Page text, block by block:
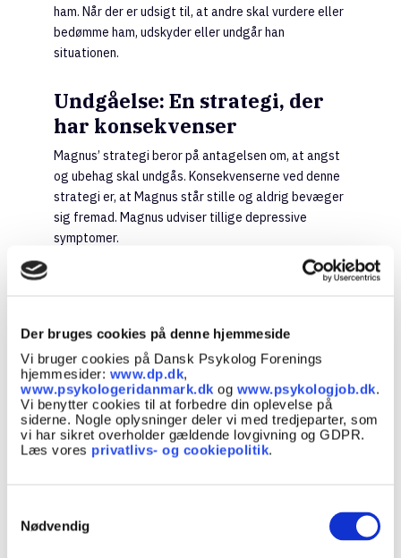
Der bruges cookies på denne hjemmeside
Vi bruger cookies på Dansk Psykolog Forenings
hjemmesider: www.dp.dk,
www.psykologeridanmark.dk og www.psykologjob.dk.
Vi benytter cookies til at forbedre din oplevelse på
siderne. Nogle oplysninger deler vi med tredjeparter, som
vi har sikret overholder gældende lovgivning og GDPR.
Læs vores privatlivs- og cookiepolitik.
Nødvendig
ham. Når der er udsigt til, at andre skal vurdere eller
bedømme ham, udskyder eller undgår han
situationen.
Undgåelse: En strategi, der
har konsekvenser
Magnus’ strategi beror på antagelsen om, at angst
og ubehag skal undgås. Konsekvenserne ved denne
strategi er, at Magnus står stille og aldrig bevæger
sig fremad. Magnus udviser tillige depressive
symptomer.
spørgsmål om, hvordan det går, og hvad han laver.
Fra nervøsitet til angst
Overgangen mellem nervøsitet og
præstationsangst er glidende – og der er tale om
et kontinuum – hvor gængs nervøsitet bevæger sig
man skal præstere. Sommerfugle i maven.